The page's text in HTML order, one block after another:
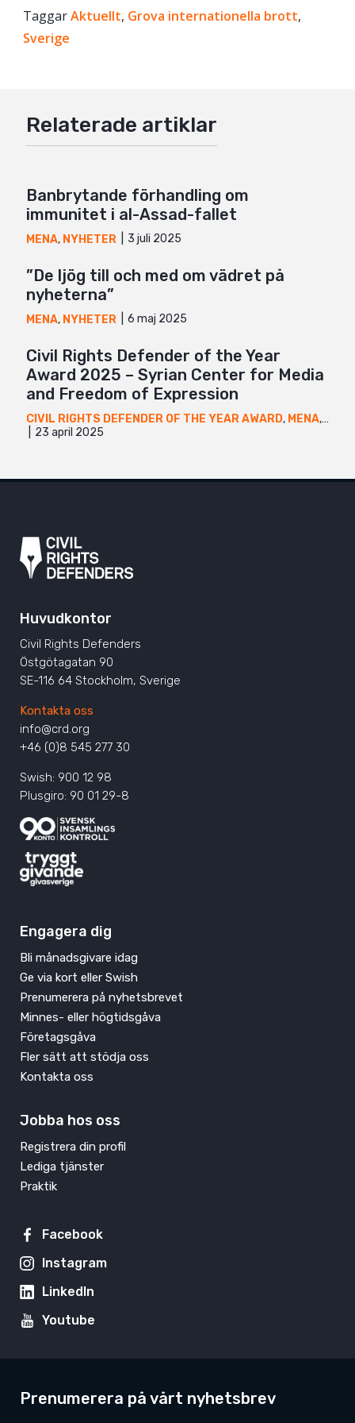
Facebook
Twitter
TaggarAktuellt, Grova internationella brott,
Sverige
Relaterade artiklar
Banbrytande förhandling om
immunitet i al-Assad-fallet
MENA, NYHETER 3 juli 2025
”De ljög till och med om vädret på
nyheterna”
MENA, NYHETER 6 maj 2025
Civil Rights Defender of the Year
Award 2025 – Syrian Center for Media
and Freedom of Expression
CIVIL RIGHTS DEFENDER OF THE YEAR AWARD, MENA,
23 april 2025
Huvudkontor
Civil Rights Defenders
Östgötagatan 90
SE-116 64 Stockholm, Sverige
Kontakta oss
info@crd.org
+46 (0)8 545 277 30
Swish: 900 12 98
Plusgiro: 90 01 29-8
Engagera dig
Bli månadsgivare idag
Ge via kort eller Swish
Prenumerera på nyhetsbrevet
Minnes- eller högtidsgåva
Företagsgåva
Fler sätt att stödja oss
Kontakta oss
Jobba hos oss
Registrera din profil
Lediga tjänster
Praktik
Facebook
Instagram
LinkedIn
Youtube
Prenumerera på vårt nyhetsbrev